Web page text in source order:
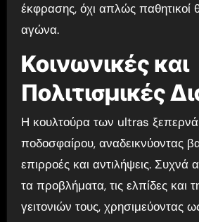
έκφρασης, όχι απλώς παθητικοί
αγώνα.
Κοινωνικές και
Πολιτισμικές
Η κουλτούρα των ultras ξεπερνά
ποδοσφαίρου, αναδεικνύοντας
επιρροές και αντιλήψεις. Συχνά
τα προβλήματα, τις ελπίδες και
γειτονιών τους, χρησιμεύοντας